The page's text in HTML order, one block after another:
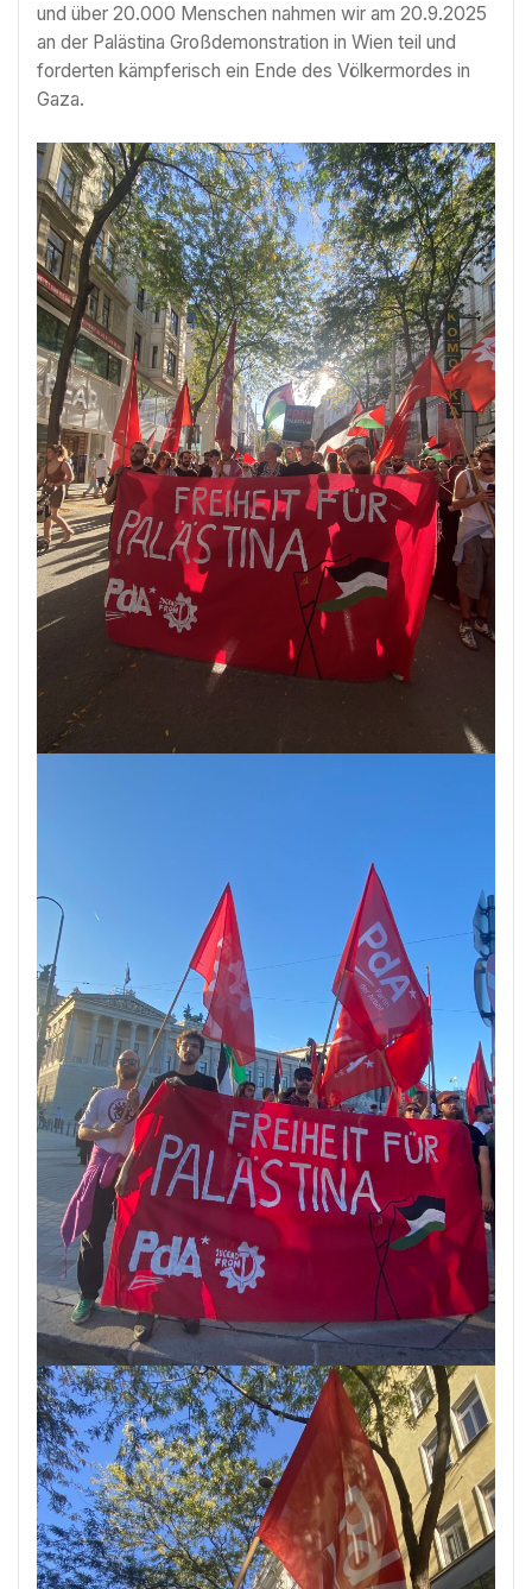
und über 20.000 Menschen nahmen wir am 20.9.2025
an der Palästina Großdemonstration in Wien teil und
forderten kämpferisch ein Ende des Völkermordes in
Gaza.